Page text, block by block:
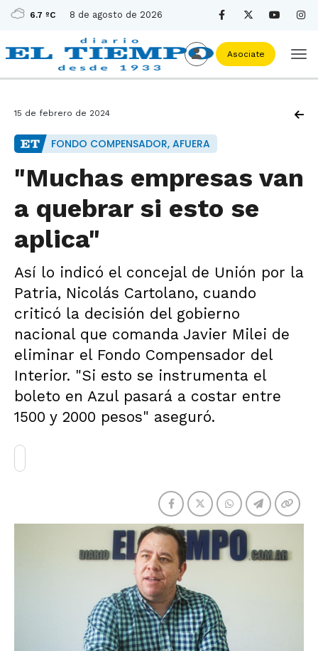
6.7 ºC 8 de agosto de 2026
Asociate
15 de febrero de 2024
FONDO COMPENSADOR, AFUERA
"Muchas empresas van
a quebrar si esto se
aplica"
Así lo indicó el concejal de Unión por la
Patria, Nicolás Cartolano, cuando
criticó la decisión del gobierno
nacional que comanda Javier Milei de
eliminar el Fondo Compensador del
Interior. "Si esto se instrumenta el
boleto en Azul pasará a costar entre
1500 y 2000 pesos" aseguró.